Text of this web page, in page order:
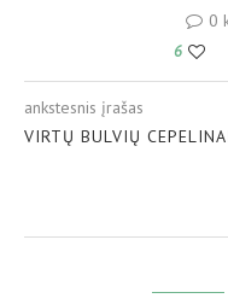
0
6
ankstesnis įrašas
VIRTŲ BULVIŲ